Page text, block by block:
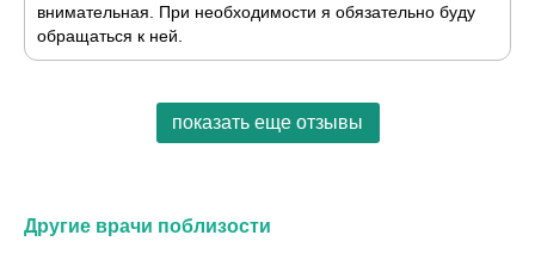
внимательная. При необходимости я обязательно буду
обращаться к ней.
показать еще отзывы
Другие врачи поблизости